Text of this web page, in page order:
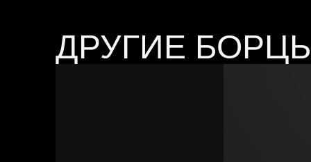
ДРУГИЕ